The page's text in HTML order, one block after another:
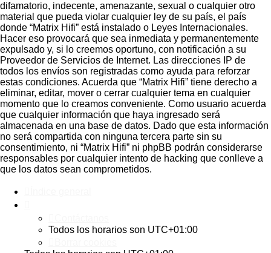
difamatorio, indecente, amenazante, sexual o cualquier otro
material que pueda violar cualquier ley de su país, el país
donde “Matrix Hifi” está instalado o Leyes Internacionales.
Hacer eso provocará que sea inmediata y permanentemente
expulsado y, si lo creemos oportuno, con notificación a su
Proveedor de Servicios de Internet. Las direcciones IP de
todos los envíos son registradas como ayuda para reforzar
estas condiciones. Acuerda que “Matrix Hifi” tiene derecho a
eliminar, editar, mover o cerrar cualquier tema en cualquier
momento que lo creamos conveniente. Como usuario acuerda
que cualquier información que haya ingresado será
almacenada en una base de datos. Dado que esta información
no será compartida con ninguna tercera parte sin su
consentimiento, ni “Matrix Hifi” ni phpBB podrán considerarse
responsables por cualquier intento de hacking que conlleve a
que los datos sean comprometidos.
Todos los horarios son UTC+01:00